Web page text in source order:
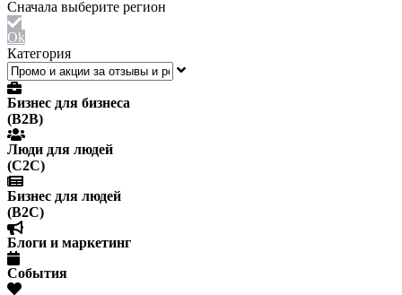
Ok
Категория
Бизнес для бизнеса
(B2B)
Люди для людей
(С2С)
Бизнес для людей
(B2C)
Блоги и маркетинг
События